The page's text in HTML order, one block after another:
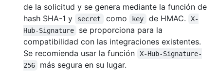
de la solicitud y se genera mediante la función de
hash SHA-1 y
secret como key de HMAC.
X-
Hub-Signature
se proporciona para la
compatibilidad con las integraciones existentes.
Se recomienda usar la función
X-Hub-Signature-
256
más segura en su lugar.